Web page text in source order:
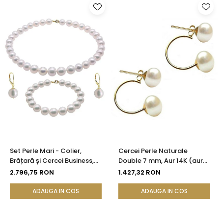
Set Perle Mari - Colier,
Brățară și Cercei Business,
Aur Galben 14K, Perle Albe
KASKADDA®
2.796,75 RON
ADAUGA IN COS
Cercei Perle Naturale
Double 7 mm, Aur 14K (aur
585), Simetrici și Versatili |
1.427,32 RON
ADAUGA IN COS